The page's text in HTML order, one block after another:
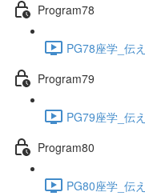
Program78
PG78座学_伝
Program79
PG79座学_伝
Program80
PG80座学_伝